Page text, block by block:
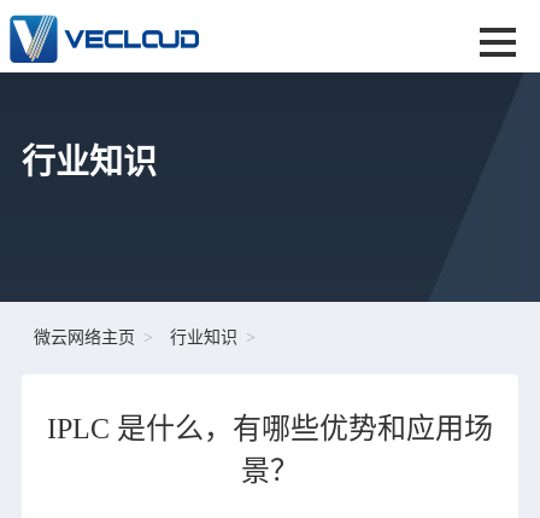
行业知识
微云网络主页 行业知识
IPLC 是什么，有哪些优势和应用场
景？